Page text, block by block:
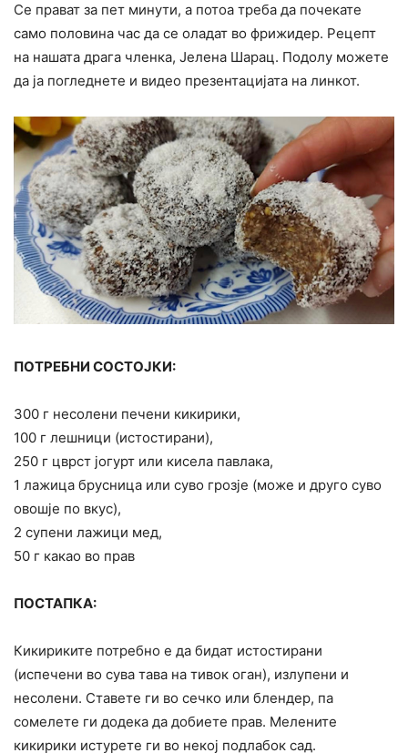
Се прават за пет минути, а потоа треба да почекате
само половина час да се оладат во фрижидер. Рецепт
на нашата драга членка, Јелена Шарац. Подолу можете
да ја погледнете и видео презентацијата на линкот.
ПОТРЕБНИ СОСТОЈКИ:
300 г несолени печени кикирики,
100 г лешници (истостирани),
250 г цврст јогурт или кисела павлака,
1 лажица брусница или суво грозје (може и друго суво
овошје по вкус),
2 супени лажици мед,
50 г какао во прав
ПОСТАПКА:
Кикириките потребно е да бидат истостирани
(испечени во сува тава на тивок оган), излупени и
несолени. Ставете ги во сечко или блендер, па
сомелете ги додека да добиете прав. Мелените
кикирики истурете ги во некој подлабок сад.